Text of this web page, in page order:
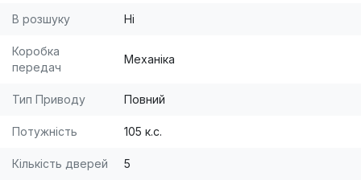
В розшуку Ні
Коробка
передач
Механіка
Тип Приводу Повний
Потужність 105 к.с.
Кількість дверей 5